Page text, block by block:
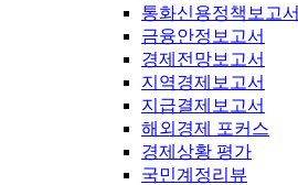
통화신용정책보고서
금융안정보고서
경제전망보고서
지역경제보고서
지급결제보고서
해외경제 포커스
경제상황 평가
국민계정리뷰